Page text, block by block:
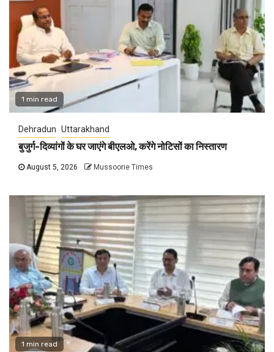
1 min read
Dehradun Uttarakhand
बुजुर्ग-दिव्यांगों के घर जाएंगे बीएलओ, करेंगे नोटिसों का निस्तारण
August 5, 2026 Mussoorie Times
1 min read